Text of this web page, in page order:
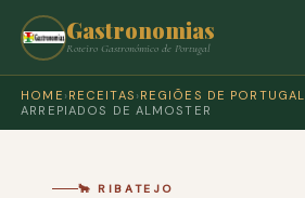
Gastronomias
Roteiro Gastronómico de Portugal
HOME › RECEITAS › REGIÕES DE PORTUGAL
ARREPIADOS DE ALMOSTER
🐂 RIBATEJO